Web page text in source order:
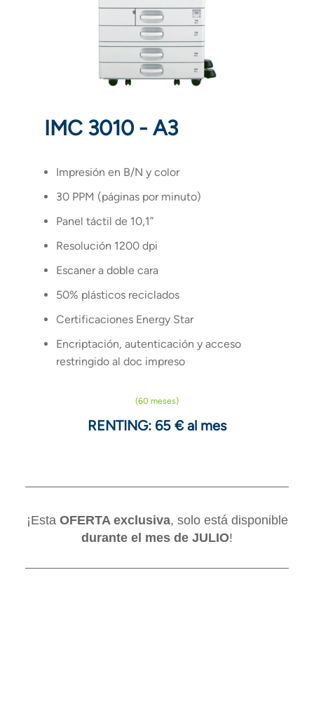
IMC 3010 - A3
Impresión en B/N y color
30 PPM (páginas por minuto)
Panel táctil de 10,1”
Resolución 1200 dpi
Escaner a doble cara
50% plásticos reciclados
Certificaciones Energy Star
Encriptación, autenticación y acceso
restringido al doc impreso
(60 meses)
RENTING: 65 € al mes
¡Esta OFERTA exclusiva, solo está disponible
durante el mes de JULIO!